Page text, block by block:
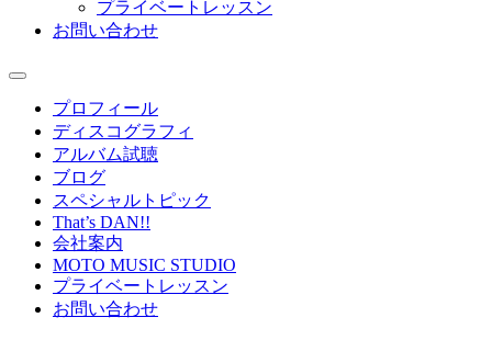
プライベートレッスン
お問い合わせ
プロフィール
ディスコグラフィ
アルバム試聴
ブログ
スペシャルトピック
That’s DAN!!
会社案内
MOTO MUSIC STUDIO
プライベートレッスン
お問い合わせ